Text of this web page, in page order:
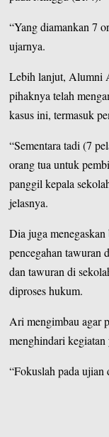
“Yang diamankan 7
ujarnya.
Lebih lanjut, Alumni
pihaknya telah
kasus ini, termasuk
“Sementara tadi (7
orang tua untuk
panggil kepala
jelasnya.
Dia juga
pencegahan tawuran
dan tawuran di
diproses hukum.
Ari mengimbau agar
menghindari
“Fokuslah pada